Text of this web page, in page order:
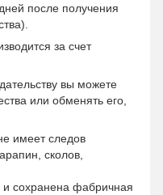
после получения
за счет
вы можете
или обменять его,
имеет следов
сколов,
и сохранена фабричная